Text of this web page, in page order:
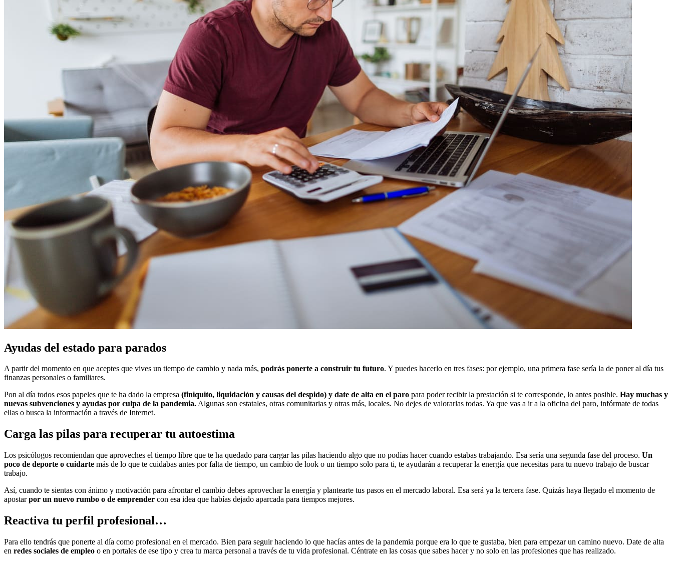
Ayudas del estado para parados
A partir del momento en que aceptes que vives un tiempo de cambio y nada más, podrás ponerte a construir tu futuro. Y puedes hacerlo en tres fases: por ejemplo, una primera fase sería la de poner al día tus
finanzas personales o familiares.
Pon al día todos esos papeles que te ha dado la empresa (finiquito, liquidación y causas del despido) y date de alta en el paro para poder recibir la prestación si te corresponde, lo antes posible. Hay muchas y
nuevas subvenciones y ayudas por culpa de la pandemia.Algunas son estatales, otras comunitarias y otras más, locales. No dejes de valorarlas todas. Ya que vas a ir a la oficina del paro, infórmate de todas
ellas o busca la información a través de Internet.
Carga las pilas para recuperar tu autoestima
Los psicólogos recomiendan que aproveches el tiempo libre que te ha quedado para cargar las pilas haciendo algo que no podías hacer cuando estabas trabajando. Esa sería una segunda fase del proceso. Un
poco de deporte o cuidarte más de lo que te cuidabas antes por falta de tiempo, un cambio de look o un tiempo solo para ti, te ayudarán a recuperar la energía que necesitas para tu nuevo trabajo de buscar
trabajo.
Así, cuando te sientas con ánimo y motivación para afrontar el cambio debes aprovechar la energía y plantearte tus pasos en el mercado laboral. Esa será ya la tercera fase. Quizás haya llegado el momento de
apostarpor un nuevo rumbo o de emprender con esa idea que habías dejado aparcada para tiempos mejores.
Reactiva tu perfil profesional…
Para ello tendrás que ponerte al día como profesional en el mercado. Bien para seguir haciendo lo que hacías antes de la pandemia porque era lo que te gustaba, bien para empezar un camino nuevo. Date de alta
en redes sociales de empleo o en portales de ese tipo y crea tu marca personal a través de tu vida profesional. Céntrate en las cosas que sabes hacer y no solo en las profesiones que has realizado.